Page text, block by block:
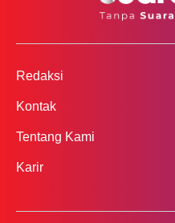
Redaksi
Kontak
Tentang Kami
Karir